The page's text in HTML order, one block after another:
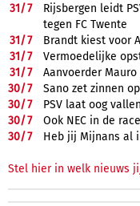
31/7
Rijsbergen leidt
tegen FC Twente
31/7
Brandt kiest voor
31/7
Vermoedelijke
31/7
Aanvoerder
30/7
Sano zet zinnen
30/7
PSV laat oog
30/7
Ook NEC in de
30/7 Heb jij Mijnans al
Stel hier in welk nieuws